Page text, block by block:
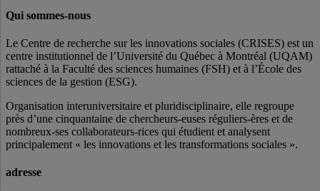
Qui sommes-nous
Le Centre de recherche sur les innovations sociales (CRISES) est un
centre institutionnel de l’Université du Québec à Montréal (UQAM)
rattaché à la Faculté des sciences humaines (FSH) et à l’École des
sciences de la gestion (ESG).
Organisation interuniversitaire et pluridisciplinaire, elle regroupe
près d’une cinquantaine de chercheurs-euses réguliers-ères et de
nombreux-ses collaborateurs-rices qui étudient et analysent
principalement « les innovations et les transformations sociales ».
adresse